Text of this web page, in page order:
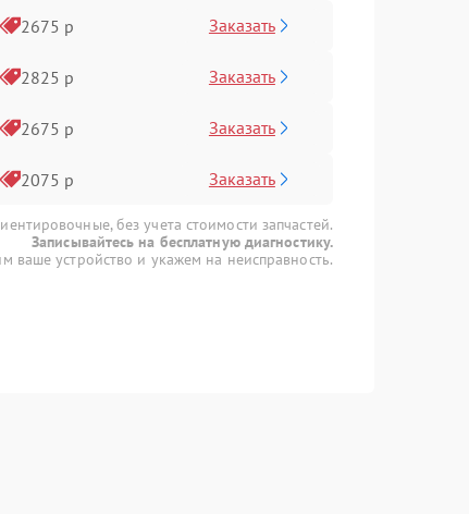
2675 р Заказать
2825 р Заказать
2675 р Заказать
2075 р Заказать
без учета стоимости запчастей.
Записывайтесь на бесплатную диагностику.
ваше устройство и укажем на неисправность.